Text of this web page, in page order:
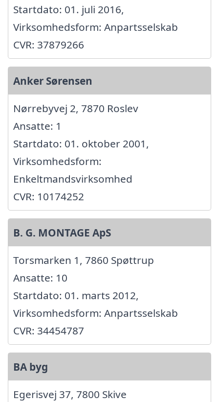
Startdato: 01. juli 2016,
Virksomhedsform: Anpartsselskab
CVR: 37879266
Anker Sørensen
Nørrebyvej 2, 7870 Roslev
Ansatte: 1
Startdato: 01. oktober 2001,
Virksomhedsform:
Enkeltmandsvirksomhed
CVR: 10174252
B. G. MONTAGE ApS
Torsmarken 1, 7860 Spøttrup
Ansatte: 10
Startdato: 01. marts 2012,
Virksomhedsform: Anpartsselskab
CVR: 34454787
BA byg
Egerisvej 37, 7800 Skive